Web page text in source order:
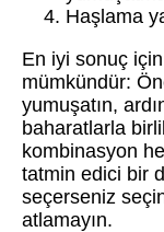
Haşlama
En iyi sonuç
mümkündür:
yumuşatın,
baharatlarla
kombinasyon
tatmin edici bir
seçerseniz
atlamayın.